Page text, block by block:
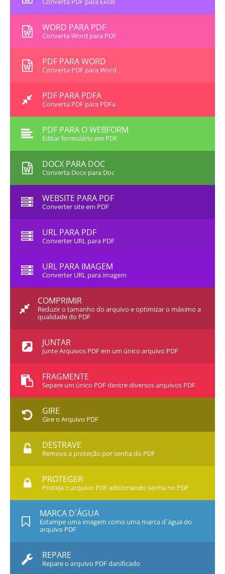
WORD PARA PDF
Converta Word para PDF
PDF PARA WORD
Converta PDF para Word
PDF PARA PDFA
Converta PDF para PDFa
PDF PARA O WEBFORM
Editar formulário em PDF
DOCX PARA DOC
Converta Docx para Doc
WEBSITE PARA PDF
Converter site em PDF
URL PARA PDF
Converter URL para PDF
URL PARA IMAGEM
Converter URL para imagem
COMPRIMIR
Reduzir o tamanho do arquivo e optimizar o máximo a
qualidade do PDF
JUNTAR
Junte Arquivos PDF em um único arquivo PDF
FRAGMENTE
Separe um único PDF dentre diversos arquivos PDF
GIRE
Gire o Arquivo PDF
DESTRAVE
Remova a proteção por senha do PDF
PROTEGER
Proteja o arquivo PDF adicionando senha no PDF
MARCA D`ÁGUA
Estampe uma imagem como uma marca d`água do
arquivo PDF
REPARE
Repare o arquivo PDF danificado